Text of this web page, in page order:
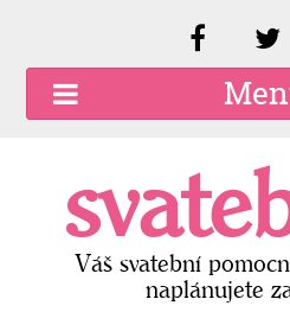
Kontakty
Přidat
Váš svatební
naplánujete